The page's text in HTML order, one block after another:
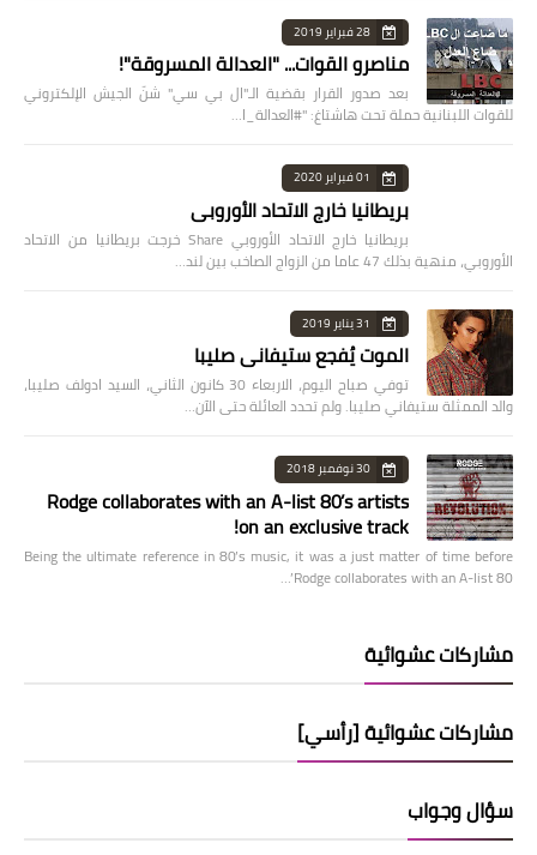
28 فبراير 2019
مناصرو القوات... "العدالة المسروقة"!
بعد صدور القرار بقضية الـ"ال بي سي" شنّ الجيش الإلكتروني
للقوات اللبنانية حملة تحت هاشتاغ: "#العدالة_ا…
01 فبراير 2020
بريطانيا خارج الاتحاد الأوروبي
بريطانيا خارج الاتحاد الأوروبي Share خرجت بريطانيا من الاتحاد
الأوروبي، منهية بذلك 47 عاما من الزواج الصاخب بين لند…
31 يناير 2019
الموت يُفجع ستيفاني صليبا
توفي صباح اليوم، الاربعاء 30 كانون الثاني، السيد ادولف صليبا،
والد الممثلة ستيفاني صليبا. ولم تحدد العائلة حتى الآن…
30 نوفمبر 2018
Rodge collaborates with an A-list 80’s artists
on an exclusive track!
Being the ultimate reference in 80’s music, it was a just matter of time before
Rodge collaborates with an A-list 80’…
مشاركات عشوائية
مشاركات عشوائية [رأسي]
سؤال وجواب